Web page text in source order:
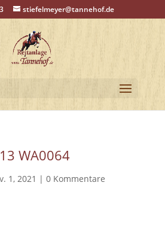
stiefelmeyer@tannehof.de
WA0064
1, 2021 | 0 Kommentare